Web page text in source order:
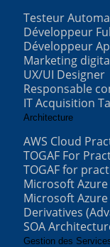
Testeur
Développeur
Développeur
Marketing
UX/UI Designer
Responsable
IT Acquisition
Architecture
AWS Cloud
TOGAF For
TOGAF for
Microsoft
Microsoft
Derivatives
SOA
Gestion des